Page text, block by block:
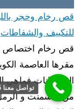
للتكييف والشفاطات
قص رخام اختصاص
مقرها العاصمة
الخرسانات فماهي
من الاسمنت و
تواصل معنا 65932555